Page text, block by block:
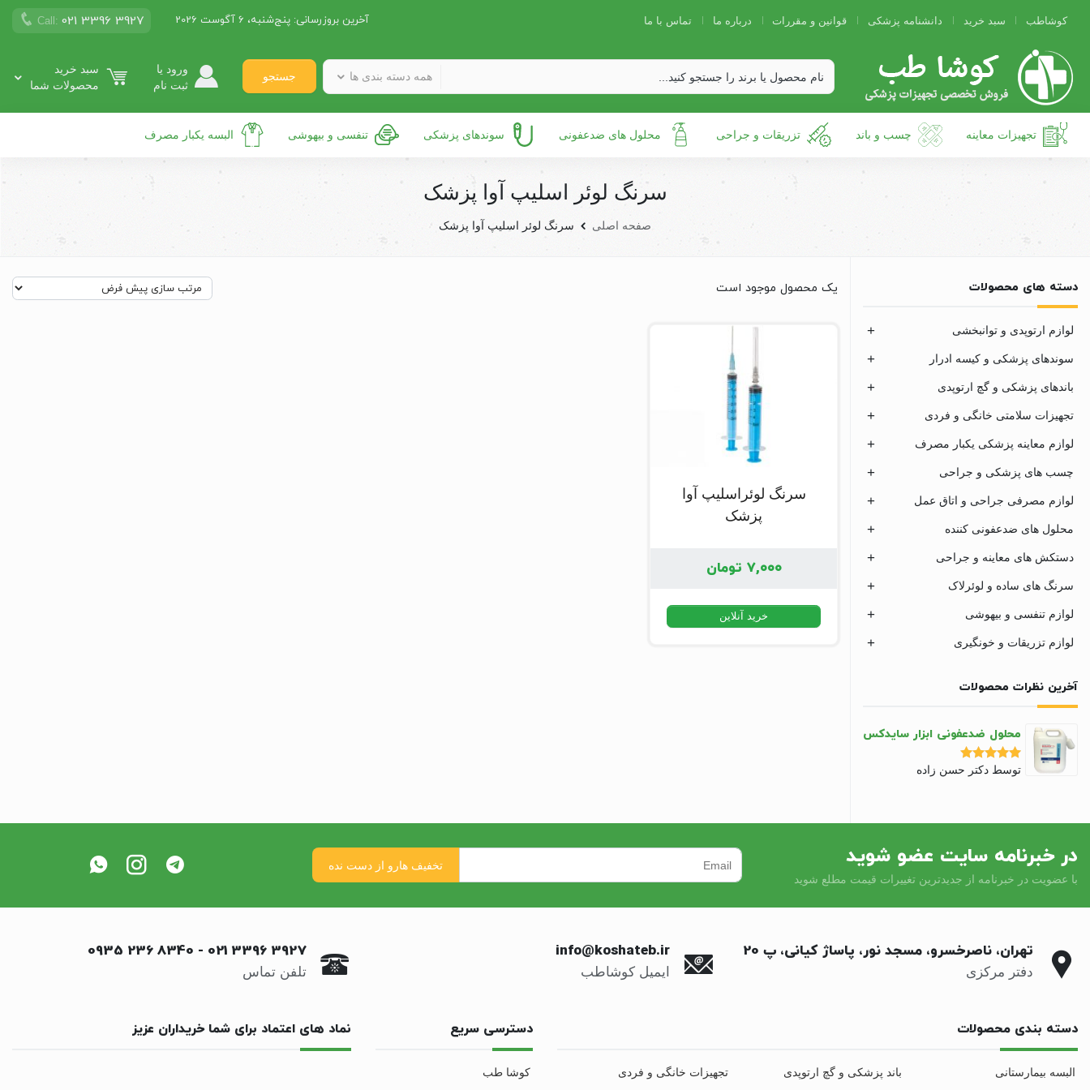
کوشاطب سبد خرید دانشنامه پزشکی قوانین و مقررات درباره ما تماس با ما آخرین بروزرسانی: پنج‌شنبه، 6 آگوست 2026 Call: 021 3396 3927
همه دسته بندی ها جستجو
ورود یا
ثبت نام
سبد خرید
محصولات شما
تجهیزات معاینه چسب و باند تزریقات و جراحی محلول های ضدعفونی سوندهای پزشکی تنفسی و بیهوشی البسه یکبار مصرف
سرنگ لوئر اسلیپ آوا پزشک
صفحه اصلی سرنگ لوئر اسلیپ آوا پزشک
دسته های محصولات
لوازم ارتوپدی و توانبخشی
سوندهای پزشکی و کیسه ادرار
باندهای پزشکی و گچ ارتوپدی
تجهیزات سلامتی خانگی و فردی
لوازم معاینه پزشکی یکبار مصرف
چسب های پزشکی و جراحی
لوازم مصرفی جراحی و اتاق عمل
محلول های ضدعفونی کننده
دستکش های معاینه و جراحی
سرنگ های ساده و لوئرلاک
لوازم تنفسی و بیهوشی
لوازم تزریقات و خونگیری
آخرین نظرات محصولات
محلول ضدعفونی ابزار سایدکس
نمره 5از 5
توسط دکتر حسن زاده
یک محصول موجود است
سرنگ لوئراسلیپ آوا
پزشک
۷,۰۰۰ تومان
خرید آنلاین
در خبرنامه سایت عضو شوید
با عضویت در خبرنامه از جدیدترین تغییرات قیمت مطلع شوید
تهران، ناصرخسرو، مسجد نور، پاساژ کیانی، پ 20
دفتر مرکزی
info@koshateb.ir
ایمیل کوشاطب
021 3396 3927
-
0935 236 8340
تلفن تماس
دسته بندی محصولات
البسه بیمارستانی باند پزشکی و گچ ارتوپدی تجهیزات خانگی و فردی
دسترسی سریع
کوشا طب
نماد های اعتماد برای شما خریداران عزیز